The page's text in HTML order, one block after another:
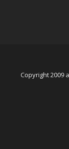
Copyright 2009